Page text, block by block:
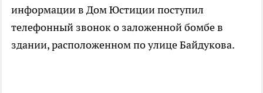
информации в Дом Юстиции поступил
телефонный звонок о заложенной бомбе в
здании, расположенном по улице Байдукова.